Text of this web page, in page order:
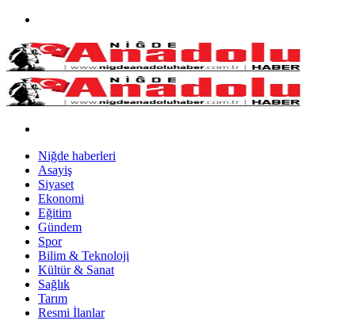
Niğde haberleri
Asayiş
Siyaset
Ekonomi
Eğitim
Gündem
Spor
Bilim & Teknoloji
Kültür & Sanat
Sağlık
Tarım
Resmi İlanlar